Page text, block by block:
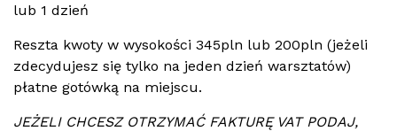
lub 1 dzień
Reszta kwoty w wysokości 345pln lub 200pln (jeżeli
zdecydujesz się tylko na jeden dzień warsztatów)
płatne gotówką na miejscu.
JEŻELI CHCESZ OTRZYMAĆ FAKTURĘ VAT PODAJ,